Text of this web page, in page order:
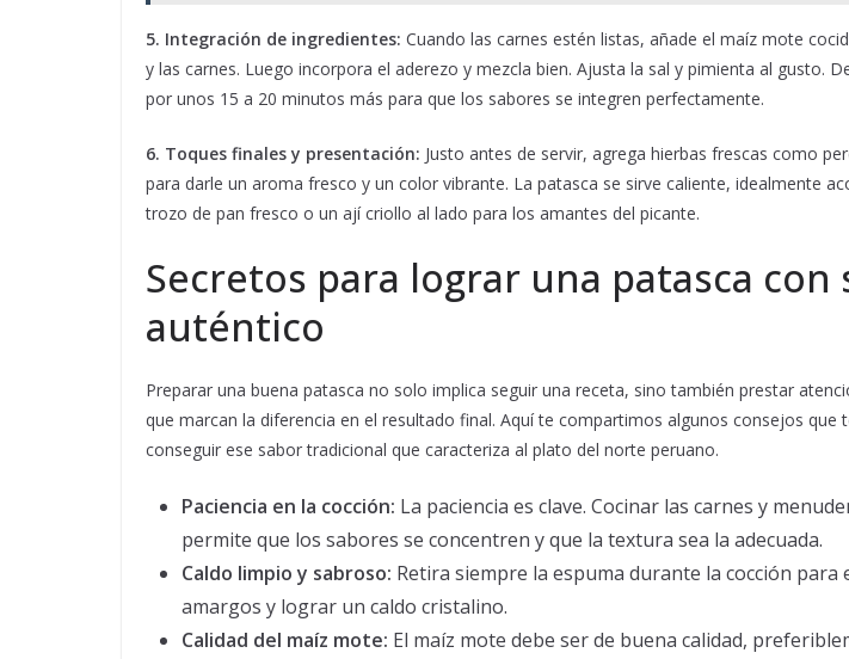
5. Integración de ingredientes: Cuando las carnes estén listas, añade el maíz mote
y las carnes. Luego incorpora el aderezo y mezcla bien. Ajusta la sal y pimienta al gusto.
por unos 15 a 20 minutos más para que los sabores se integren perfectamente.
6. Toques finales y presentación: Justo antes de servir, agrega hierbas frescas como
para darle un aroma fresco y un color vibrante. La patasca se sirve caliente, idealmente
trozo de pan fresco o un ají criollo al lado para los amantes del picante.
Secretos para lograr una patasca con
auténtico
Preparar una buena patasca no solo implica seguir una receta, sino también prestar
que marcan la diferencia en el resultado final. Aquí te compartimos algunos consejos que
conseguir ese sabor tradicional que caracteriza al plato del norte peruano.
Paciencia en la cocción: La paciencia es clave. Cocinar las carnes y
permite que los sabores se concentren y que la textura sea la adecuada.
Caldo limpio y sabroso: Retira siempre la espuma durante la cocción para
amargos y lograr un caldo cristalino.
Calidad del maíz mote: El maíz mote debe ser de buena calidad,